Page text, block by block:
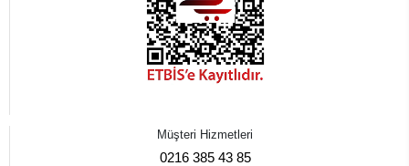
Müşteri Hizmetleri
0216 385 43 85